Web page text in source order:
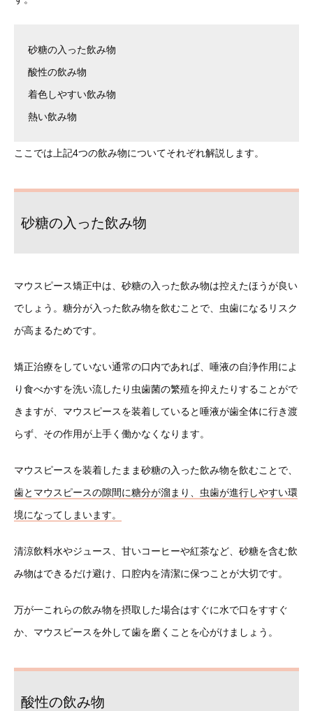
砂糖の入った飲み物
酸性の飲み物
着色しやすい飲み物
熱い飲み物
ここでは上記4つの飲み物についてそれぞれ解説します。
砂糖の入った飲み物
マウスピース矯正中は、砂糖の入った飲み物は控えたほうが良い
でしょう。糖分が入った飲み物を飲むことで、虫歯になるリスク
が高まるためです。
矯正治療をしていない通常の口内であれば、唾液の自浄作用によ
り食べかすを洗い流したり虫歯菌の繁殖を抑えたりすることがで
きますが、マウスピースを装着していると唾液が歯全体に行き渡
らず、その作用が上手く働かなくなります。
マウスピースを装着したまま砂糖の入った飲み物を飲むことで、
歯とマウスピースの隙間に糖分が溜まり、虫歯が進行しやすい環
境になってしまいます。
清涼飲料水やジュース、甘いコーヒーや紅茶など、砂糖を含む飲
み物はできるだけ避け、口腔内を清潔に保つことが大切です。
万が一これらの飲み物を摂取した場合はすぐに水で口をすすぐ
か、マウスピースを外して歯を磨くことを心がけましょう。
酸性の飲み物